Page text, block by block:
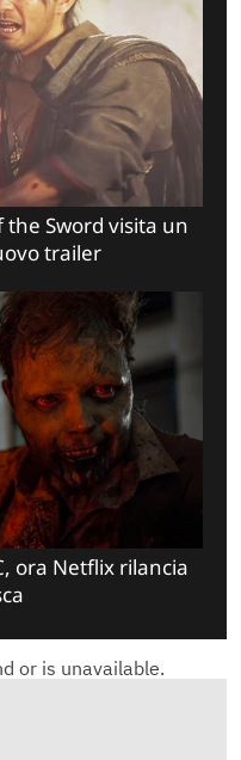
Sword visita un
trailer
ora Netflix rilancia